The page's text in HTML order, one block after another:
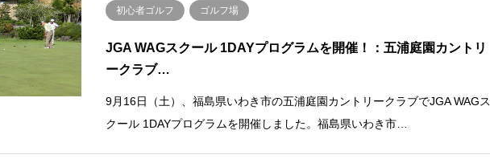
初心者ゴルフ ゴルフ場
JGA WAGスクール 1DAYプログラムを開催！：五浦庭園カントリ
ークラブ…
9月16日（土）、福島県いわき市の五浦庭園カントリークラブでJGA WAGス
クール 1DAYプログラムを開催しました。福島県いわき市…